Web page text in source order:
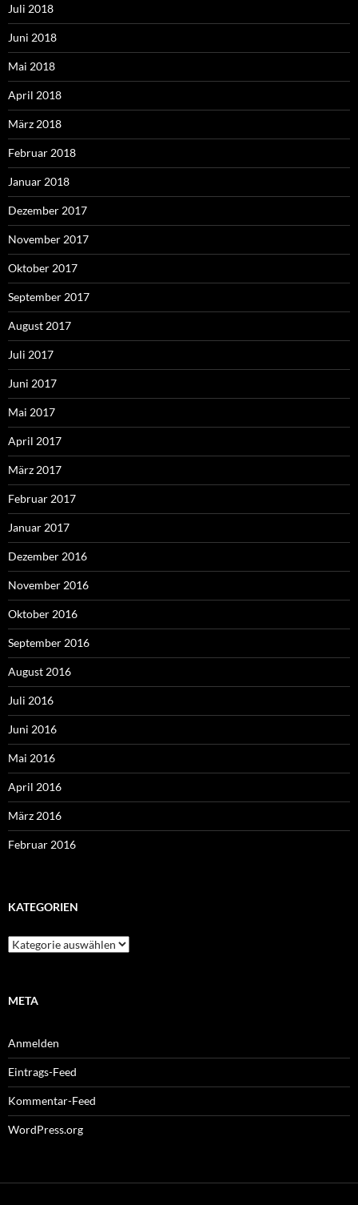
Juli 2018
Juni 2018
Mai 2018
April 2018
März 2018
Februar 2018
Januar 2018
Dezember 2017
November 2017
Oktober 2017
September 2017
August 2017
Juli 2017
Juni 2017
Mai 2017
April 2017
März 2017
Februar 2017
Januar 2017
Dezember 2016
November 2016
Oktober 2016
September 2016
August 2016
Juli 2016
Juni 2016
Mai 2016
April 2016
März 2016
Februar 2016
KATEGORIEN
Kategorien
META
Anmelden
Eintrags-Feed
Kommentar-Feed
WordPress.org